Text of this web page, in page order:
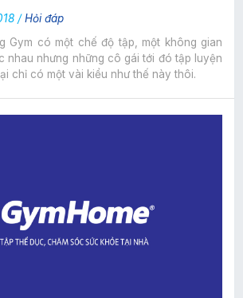
/Hỏi đáp
Gym có một chế độ tập, một không gian
nhau nhưng những cô gái tới đó tập luyện
chỉ có một vài kiểu như thế này thôi.